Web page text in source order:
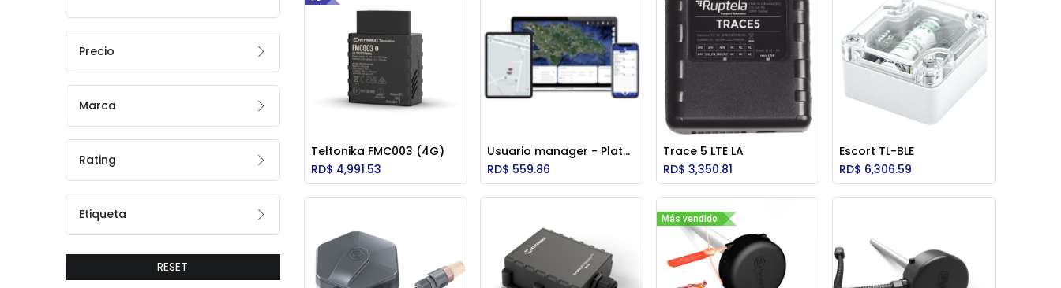
Precio
Marca
Rating
Etiqueta
RESET
Add to Cart
Teltonika FMC003 (4G)
RD$ 4,991.53
Add to Cart
Usuario manager - Plataforma NSWOX
RD$ 559.86
Add to Cart
Trace 5 LTE LA
RD$3,350.81
Add to Cart
Escort TL-BLE
RD$ 6,306.59
Más vendido